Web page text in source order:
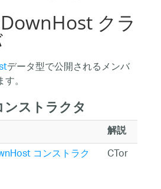
クラ
データ型で公開されるメンバ
。
ストラクタ
解説
コンストラク CTor